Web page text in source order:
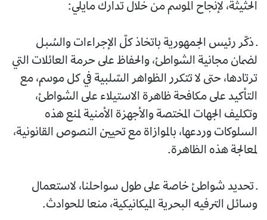
الحثيثة، لإنجاح الموسم من خلال تدارك مايلي:
ـ ذكّر رئيس الجمهورية باتخاذ كلّ الإجراءات والسُبل
لضمان مجانية الشواطئ، والحفاظ على حرمة العائلات التي
ترتادها، حتى لا تتكرر الظواهر السّلبية في كل موسم، مع
التأكيد على مكافحة ظاهرة الاستيلاء على الشواطئ،
وتكليف الجهات المختصة والأجهزة الأمنية لمنع هذه
السلوكات وردعها، بالموازاة مع تحيين النصوص القانونية،
لمعالجة هذه الظاهرة.
ـ تحديد شواطئ خاصة على طول سواحلنا، لاستعمال
وسائل الترفيه البحرية الميكانيكية، منعا للحوادث.